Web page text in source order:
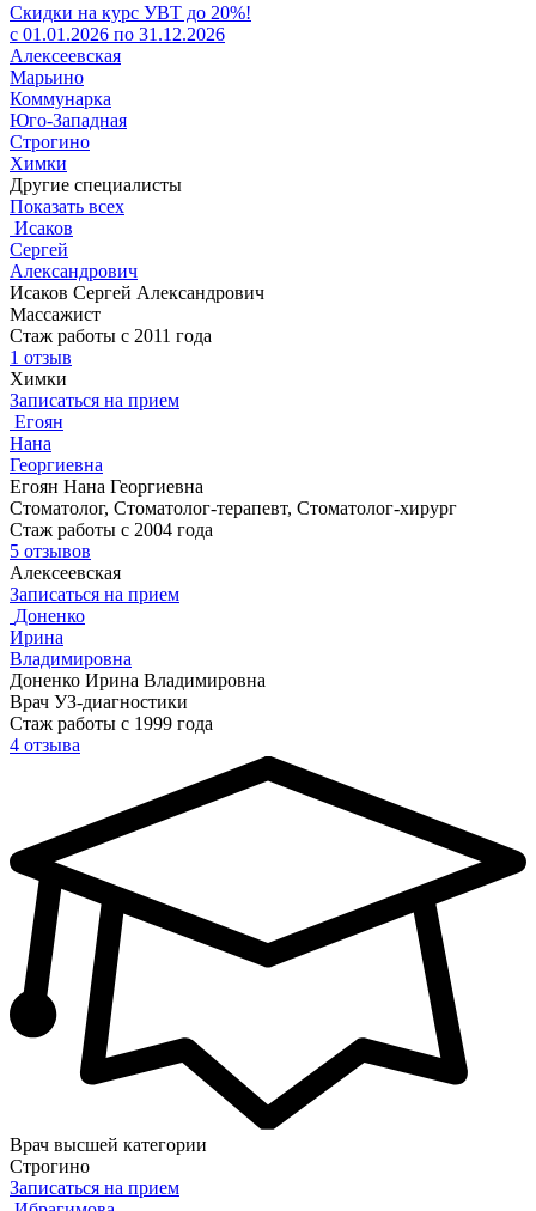
Скидки на курс УВТ до 20%!
с 01.01.2026 по 31.12.2026
Алексеевская
Марьино
Коммунарка
Юго-Западная
Строгино
Химки
Другие специалисты
Показать всех
Исаков
Сергей
Александрович
Исаков Сергей Александрович
Массажист
Стаж работы с 2011 года
1 отзыв
Химки
Записаться на прием
Егоян
Нана
Георгиевна
Егоян Нана Георгиевна
Стоматолог, Стоматолог-терапевт, Стоматолог-хирург
Стаж работы с 2004 года
5 отзывов
Алексеевская
Записаться на прием
Доненко
Ирина
Владимировна
Доненко Ирина Владимировна
Врач УЗ-диагностики
Стаж работы с 1999 года
4 отзыва
Врач высшей категории
Строгино
Записаться на прием